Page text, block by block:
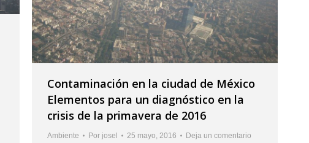
Contaminación en la ciudad de México
Elementos para un diagnóstico en la
crisis de la primavera de 2016
Ambiente Por josel 25 mayo, 2016 Deja un comentario